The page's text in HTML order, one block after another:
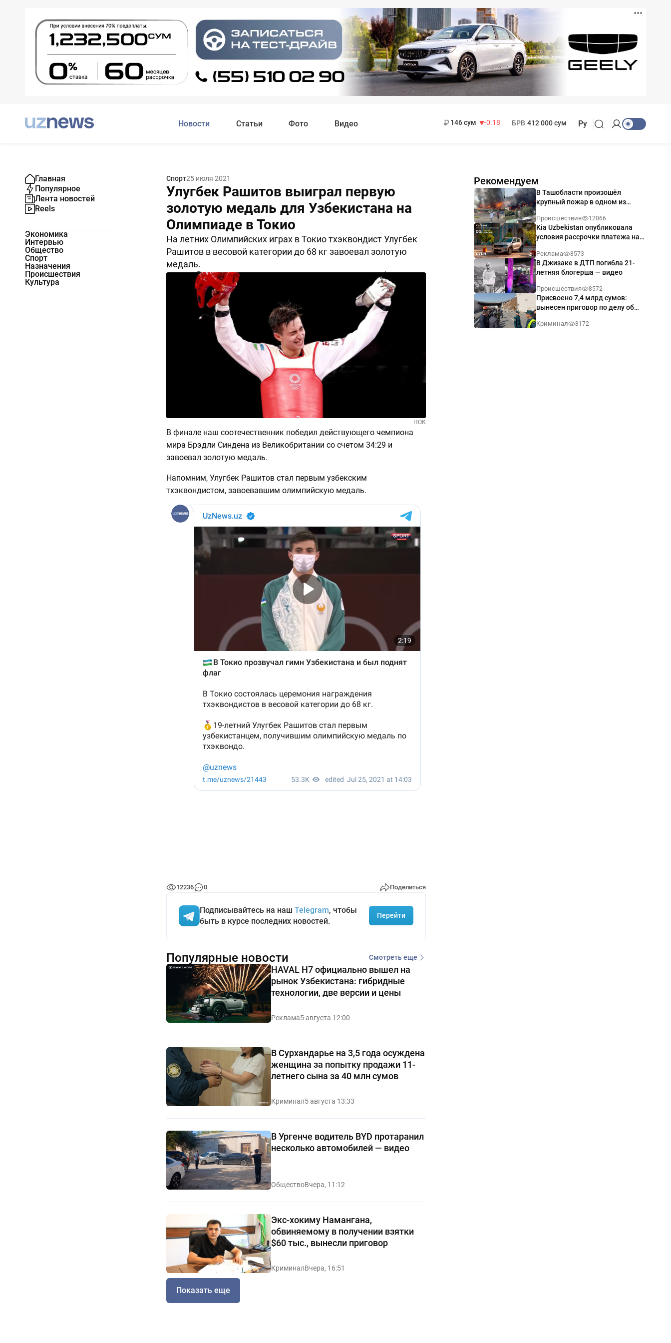
Новости Статьи Фото Видео
146 сум
-0.18
БРВ 412 000 сум Ру
Главная
Популярное
Лента новостей
Reels
Экономика
Интервью
Общество
Спорт
Назначения
Происшествия
Культура
Спорт25 июля 2021
Улугбек Рашитов выиграл первую
золотую медаль для Узбекистана на
Олимпиаде в Токио
На летних Олимпийских играх в Токио тхэквондист Улугбек
Рашитов в весовой категории до 68 кг завоевал золотую
медаль.
0 Поделиться
НОК
В финале наш соотечественник победил действующего чемпиона
мира Брэдли Синдена из Великобритании со счетом 34:29 и
завоевал золотую медаль.
Напомним, Улугбек Рашитов стал первым узбекским
тхэквондистом, завоевавшим олимпийскую медаль.
12236 0 Поделиться
Подписывайтесь на наш Telegram, чтобы
быть в курсе последних новостей.
Перейти
Рекомендуем
В Ташобласти произошёл
крупный пожар в одном из
Происшествия 12066
Kia Uzbekistan опубликовала
условия рассрочки платежа на
годовых
Реклама 8573
В Джизаке в ДТП погибла 21-
летняя блогерша — видео
Происшествия 8572
Присвоено 7,4 млрд сумов:
вынесен приговор по делу об
Ташкенте
Криминал 8172
Популярные новости Смотреть еще
HAVAL H7 официально вышел на
рынок Узбекистана: гибридные
технологии, две версии и цены
Реклама5 августа 12:00
В Сурхандарье на 3,5 года осуждена
женщина за попытку продажи 11-
летнего сына за 40 млн сумов
Криминал5 августа 13:33
В Ургенче водитель BYD протаранил
несколько автомобилей — видео
ОбществоВчера, 11:12
Экс-хокиму Намангана,
обвиняемому в получении взятки
$60 тыс., вынесли приговор
КриминалВчера, 16:51
Показать еще